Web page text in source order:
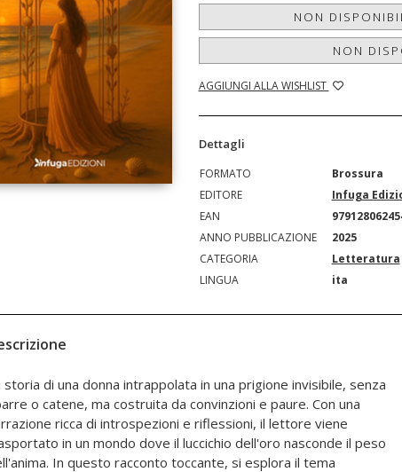
NON
NON
AGGIUNGI ALLA WISHLIST
Dettagli
FORMATO
Brossura
EDITORE
Infuga
EAN
ANNO PUBBLICAZIONE
2025
CATEGORIA
Letteratura
LINGUA
ita
storia di una donna intrappolata in una prigione invisibile, senza
o catene, ma costruita da convinzioni e paure. Con una
ricca di introspezioni e riflessioni, il lettore viene
in un mondo dove il luccichio dell'oro nasconde il peso
In questo racconto toccante, si esplora il tema
le nostre stesse paure siano le vere carceriere. La
con il suo coraggio e la sua determinazione, ci
che la libertà è sempre a portata di mano, ma spesso è il
cuore che deve osare varcare la soglia. "La mia gabbia
è un invito a guardare oltre le barriere invisibili e a